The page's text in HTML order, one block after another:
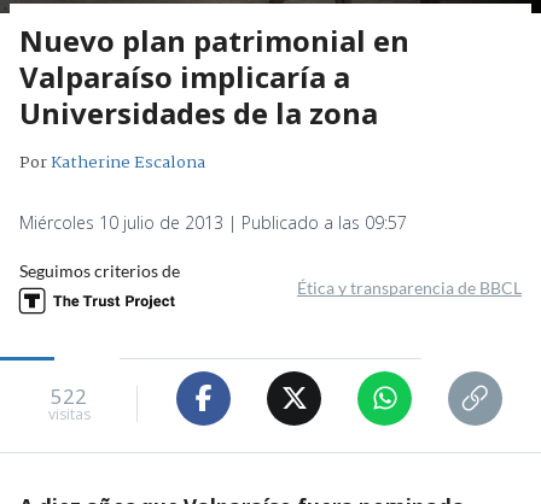
Nuevo plan patrimonial en
Valparaíso implicaría a
Universidades de la zona
PorKatherine Escalona
Miércoles 10 julio de 2013 | Publicado a las 09:57
Seguimos criterios de
Ética y transparencia de BBCL
522
visitas